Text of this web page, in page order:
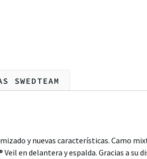
SWEDTEAM
y nuevas características. Camo
Veilen delantera y espalda. Gracias a su